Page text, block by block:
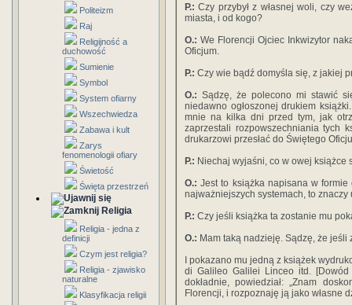
Politeizm
Raj
Religijność a
duchowość
Sumienie
Symbol
System ofiarny
Wszechwiedza
Zabawa i kult
Zarys
fenomenologii ofiary
Świetość
Święta przestrzeń
Religia
Religia - jedna z
definicji
Czym jest religia?
Religia - zjawisko
naturalne
Klasyfikacja religii
P.: Czy przybył z własnej woli, czy
miasta, i od kogo?
O.: We Florencji Ojciec Inkwizytor
Oficjum.
P.: Czy wie bądź domyśla się, z jakiej
O.: Sądzę, że polecono mi stawić
niedawno ogłoszonej drukiem
mnie na kilka dni przed tym, jak
zaprzestali rozpowszechniania tych
drukarzowi przesłać do Świętego
P.: Niechaj wyjaśni, co w owej książce
O.: Jest to książka napisana w
najważniejszych systemach, to znaczy
P.: Czy jeśli książka ta zostanie mu
O.: Mam taką nadzieję. Sądzę, że
I pokazano mu jedną z książek
di Galileo Galilei Linceo itd.
dokładnie, powiedział: „Znam
Florencji, i rozpoznaję ją jako własne